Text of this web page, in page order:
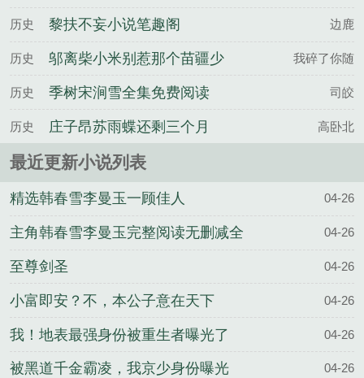
版
失控温窈谢宗浔全文完整版
历史 黎扶不妄小说笔趣阁 边鹿
历史
邬离柴小米别惹那个苗疆少
年，他病娇又变态百度云
我碎了你随
历史 季树宋涧雪全集免费阅读 司皎
历史
庄子昂苏雨蝶还剩三个月
命，请让我从容赴死百度云
高卧北
最近更新小说列表
精选韩春雪李曼玉一顾佳人 04-26
主角韩春雪李曼玉完整阅读无删减全
文
04-26
至尊剑圣 04-26
小富即安？不，本公子意在天下 04-26
我！地表最强身份被重生者曝光了 04-26
被黑道千金霸凌，我京少身份曝光 04-26